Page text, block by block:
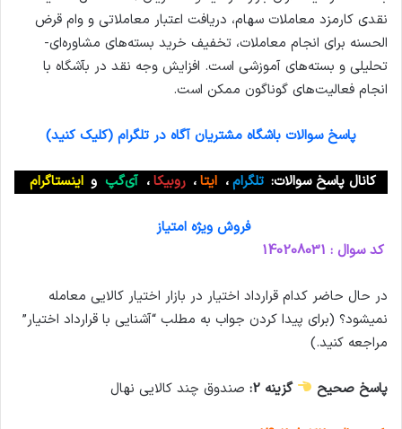
نقدی کارمزد معاملات سهام، دریافت اعتبار معاملاتی و وام قرض
الحسنه برای انجام معاملات، تخفیف خرید بسته‌های مشاوره‌ای-
تحلیلی و بسته‌های آموزشی است. افزایش وجه نقد در بآشگاه با
انجام فعالیت‌های گوناگون ممکن است.
پاسخ سوالات باشگاه مشتریان آگاه در تلگرام (کلیک کنید)
کانال پاسخ سوالات: تلگرام، ایتا، روبیکا، آی‌گپ و اینستاگرام
فروش ویژه امتیاز
کد سوال : 140208031
در حال حاضر کدام قرارداد اختیار در بازار اختیار کالایی معامله
نمیشود؟ (برای پیدا کردن جواب به مطلب “آشنایی با قرارداد اختیار”
مراجعه کنید.)
پاسخ صحیح گزینه 2: صندوق چند کالایی نهال